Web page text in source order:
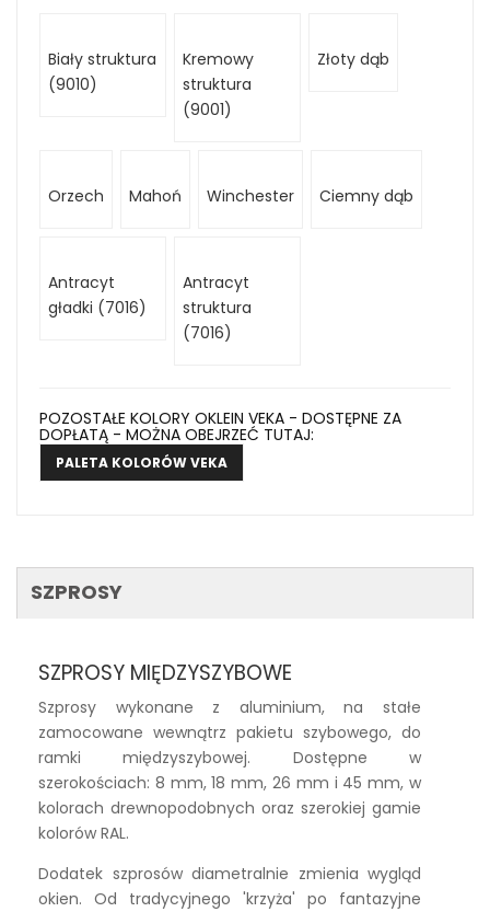
Biały struktura
(9010)
Kremowy
struktura
(9001)
Złoty dąb
Orzech Mahoń Winchester Ciemny dąb
Antracyt
gładki (7016)
Antracyt
struktura
(7016)
POZOSTAŁE KOLORY OKLEIN VEKA - DOSTĘPNE ZA
DOPŁATĄ - MOŻNA OBEJRZEĆ TUTAJ:
PALETA KOLORÓW VEKA
SZPROSY
SZPROSY MIĘDZYSZYBOWE
Szprosy wykonane z aluminium, na stałe
zamocowane wewnątrz pakietu szybowego, do
ramki międzyszybowej. Dostępne w
szerokościach: 8 mm, 18 mm, 26 mm i 45 mm, w
kolorach drewnopodobnych oraz szerokiej gamie
kolorów RAL.
Dodatek szprosów diametralnie zmienia wygląd
okien. Od tradycyjnego 'krzyża' po fantazyjne